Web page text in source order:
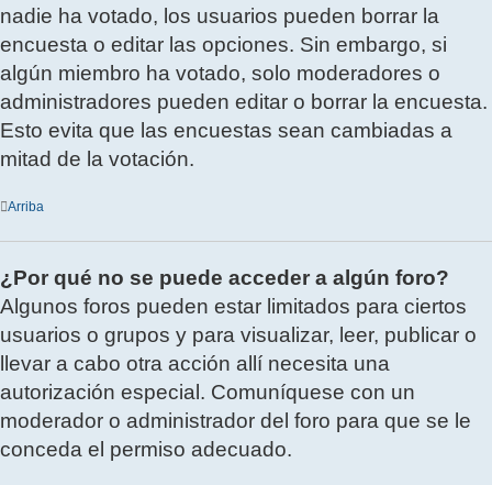
nadie ha votado, los usuarios pueden borrar la
encuesta o editar las opciones. Sin embargo, si
algún miembro ha votado, solo moderadores o
administradores pueden editar o borrar la encuesta.
Esto evita que las encuestas sean cambiadas a
mitad de la votación.
Arriba
¿Por qué no se puede acceder a algún foro?
Algunos foros pueden estar limitados para ciertos
usuarios o grupos y para visualizar, leer, publicar o
llevar a cabo otra acción allí necesita una
autorización especial. Comuníquese con un
moderador o administrador del foro para que se le
conceda el permiso adecuado.